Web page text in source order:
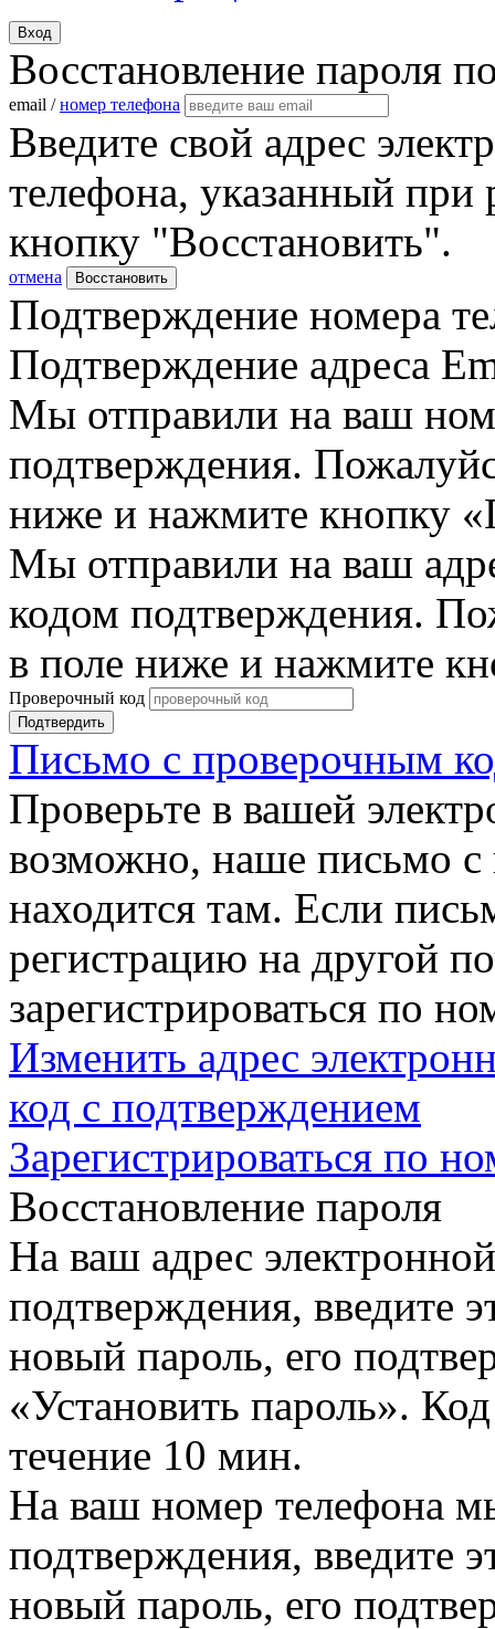
Вход
Восстановление пароля
email /номер телефона
Введите свой адрес
телефона, указанный при
кнопку "Восстановить".
отмена Восстановить
Подтверждение номера
Подтверждение адреса
Мы отправили на ваш
подтверждения.
ниже и нажмите кнопку
Мы отправили на ваш
кодом подтверждения.
в поле ниже и нажмите
Проверочный код
Подтвердить
Письмо с проверочным
Проверьте в вашей
возможно, наше письмо с
находится там. Если
регистрацию на другой
зарегистрироваться по
Изменить адрес
код с подтверждением
Зарегистрироваться по
Восстановление пароля
На ваш адрес
подтверждения, введите
новый пароль, его
«Установить пароль».
течение 10 мин.
На ваш номер телефона
подтверждения, введите
новый пароль, его